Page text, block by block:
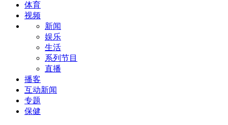
体育
视频
新闻
娱乐
生活
系列节目
直播
播客
互动新闻
专题
保健